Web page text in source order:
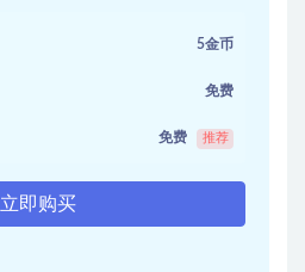
5金币
免费
免费 推荐
立即购买